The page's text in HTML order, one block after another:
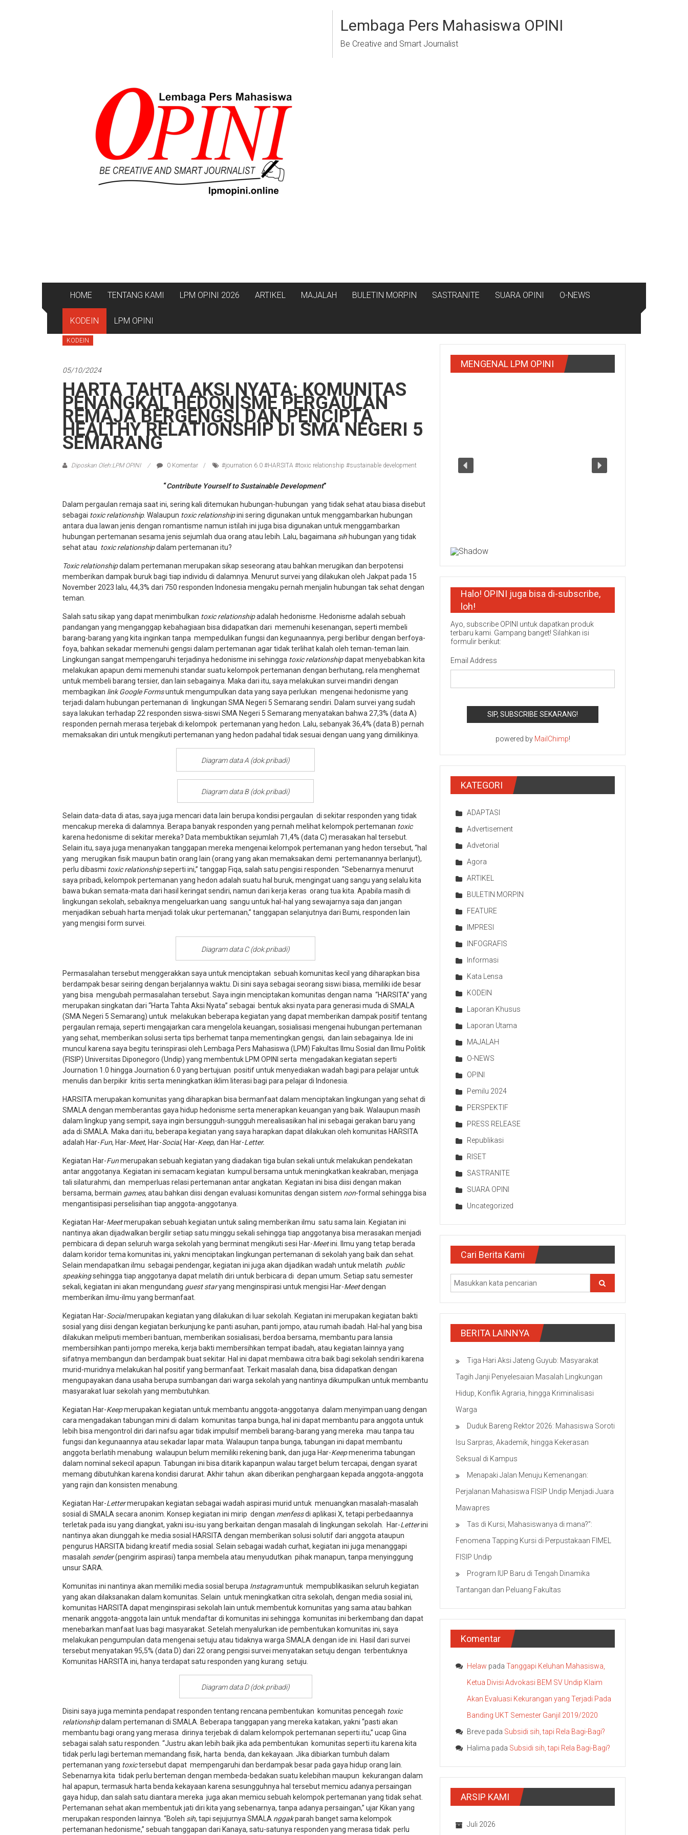
Lembaga Pers Mahasiswa OPINI
Be Creative and Smart Journalist
HOME TENTANG KAMI LPM OPINI 2026 ARTIKEL MAJALAH BULETIN MORPIN SASTRANITE SUARA OPINI O-NEWS
KODEIN LPM OPINI
KODEIN
05/10/2024
HARTA TAHTA AKSI NYATA: KOMUNITAS
PENANGKAL HEDONISME PERGAULAN
REMAJA BERGENGSI DAN PENCIPTA
HEALTHY RELATIONSHIP DI SMA NEGERI 5
SEMARANG
Diposkan Oleh:LPM OPINI 0 Komentar #journation 6.0 #HARSITA #toxic relationship #sustainable development
“Contribute Yourself to Sustainable Development”
Dalam pergaulan remaja saat ini, sering kali ditemukan hubungan-hubungan yang tidak sehat atau biasa disebut
sebagai toxic relationship. Walaupun toxic relationshipini sering digunakan untuk menggambarkan hubungan
antara dua lawan jenis dengan romantisme namun istilah ini juga bisa digunakan untuk menggambarkan
hubungan pertemanan sesama jenis sejumlah dua orang atau lebih. Lalu, bagaimana sih hubungan yang tidak
sehat atau toxic relationshipdalam pertemanan itu?
Toxic relationshipdalam pertemanan merupakan sikap seseorang atau bahkan merugikan dan berpotensi
memberikan dampak buruk bagi tiap individu di dalamnya. Menurut survei yang dilakukan oleh Jakpat pada 15
November 2023 lalu, 44,3% dari 750 responden Indonesia mengaku pernah menjalin hubungan tak sehat dengan
teman.
Salah satu sikap yang dapat menimbulkan toxic relationshipadalah hedonisme. Hedonisme adalah sebuah
pandangan yang menganggap kebahagiaan bisa didapatkan dari memenuhi kesenangan, seperti membeli
barang-barang yang kita inginkan tanpa mempedulikan fungsi dan kegunaannya, pergi berlibur dengan berfoya-
foya, bahkan sekadar memenuhi gengsi dalam pertemanan agar tidak terlihat kalah oleh teman-teman lain.
Lingkungan sangat mempengaruhi terjadinya hedonisme ini sehingga toxic relationshipdapat menyebabkan kita
melakukan apapun demi memenuhi standar suatu kelompok pertemanan dengan berhutang, rela menghemat
untuk membeli barang tersier, dan lain sebagainya. Maka dari itu, saya melakukan survei mandiri dengan
membagikan link Google Formsuntuk mengumpulkan data yang saya perlukan mengenai hedonisme yang
terjadi dalam hubungan pertemanan di lingkungan SMA Negeri 5 Semarang sendiri. Dalam survei yang sudah
saya lakukan terhadap 22 responden siswa-siswi SMA Negeri 5 Semarang menyatakan bahwa 27,3% (data A)
responden pernah merasa terjebak di kelompok pertemanan yang hedon. Lalu, sebanyak 36,4% (data B) pernah
memaksakan diri untuk mengikuti pertemanan yang hedon padahal tidak sesuai dengan uang yang dimilikinya.
Diagram data A (dok.pribadi)
Diagram data B (dok.pribadi)
Selain data-data di atas, saya juga mencari data lain berupa kondisi pergaulan di sekitar responden yang tidak
mencakup mereka di dalamnya. Berapa banyak responden yang pernah melihat kelompok pertemanan toxic
karena hedonisme di sekitar mereka? Data membuktikan sejumlah 71,4% (data C) merasakan hal tersebut.
Selain itu, saya juga menanyakan tanggapan mereka mengenai kelompok pertemanan yang hedon tersebut, “hal
yang merugikan fisik maupun batin orang lain (orang yang akan memaksakan demi pertemanannya berlanjut),
perlu dibasmi toxic relationshipseperti ini,” tanggap Fiqa, salah satu pengisi responden. “Sebenarnya menurut
saya pribadi, kelompok pertemanan yang hedon adalah suatu hal buruk, mengingat uang sangu yang selalu kita
bawa bukan semata-mata dari hasil keringat sendiri, namun dari kerja keras orang tua kita. Apabila masih di
lingkungan sekolah, sebaiknya mengeluarkan uang sangu untuk hal-hal yang sewajarnya saja dan jangan
menjadikan sebuah harta menjadi tolak ukur pertemanan,” tanggapan selanjutnya dari Bumi, responden lain
yang mengisi form survei.
Diagram data C (dok.pribadi)
Permasalahan tersebut menggerakkan saya untuk menciptakan sebuah komunitas kecil yang diharapkan bisa
berdampak besar seiring dengan berjalannya waktu. Di sini saya sebagai seorang siswi biasa, memiliki ide besar
yang bisa mengubah permasalahan tersebut. Saya ingin menciptakan komunitas dengan nama “HARSITA” yang
merupakan singkatan dari “Harta Tahta Aksi Nyata” sebagai bentuk aksi nyata para generasi muda di SMALA
(SMA Negeri 5 Semarang) untuk melakukan beberapa kegiatan yang dapat memberikan dampak positif tentang
pergaulan remaja, seperti mengajarkan cara mengelola keuangan, sosialisasi mengenai hubungan pertemanan
yang sehat, memberikan solusi serta tips berhemat tanpa mementingkan gengsi, dan lain sebagainya. Ide ini
muncul karena saya begitu terinspirasi oleh Lembaga Pers Mahasiswa (LPM) Fakultas Ilmu Sosial dan Ilmu Politik
(FISIP) Universitas Diponegoro (Undip) yang membentuk LPM OPINI serta mengadakan kegiatan seperti
Journation 1.0 hingga Journation 6.0 yang bertujuan positif untuk menyediakan wadah bagi para pelajar untuk
menulis dan berpikir kritis serta meningkatkan iklim literasi bagi para pelajar di Indonesia.
HARSITA merupakan komunitas yang diharapkan bisa bermanfaat dalam menciptakan lingkungan yang sehat di
SMALA dengan memberantas gaya hidup hedonisme serta menerapkan keuangan yang baik. Walaupun masih
dalam lingkup yang sempit, saya ingin bersungguh-sungguh merealisasikan hal ini sebagai gerakan baru yang
ada di SMALA. Maka dari itu, beberapa kegiatan yang saya harapkan dapat dilakukan oleh komunitas HARSITA
adalah Har-Fun, Har-Meet, Har-Social, Har-Keep, dan Har-Letter.
Kegiatan Har-Funmerupakan sebuah kegiatan yang diadakan tiga bulan sekali untuk melakukan pendekatan
antar anggotanya. Kegiatan ini semacam kegiatan kumpul bersama untuk meningkatkan keakraban, menjaga
tali silaturahmi, dan memperluas relasi pertemanan antar angkatan. Kegiatan ini bisa diisi dengan makan
bersama, bermain games, atau bahkan diisi dengan evaluasi komunitas dengan sistem non-formal sehingga bisa
mengantisipasi perselisihan tiap anggota-anggotanya.
Kegiatan Har-Meetmerupakan sebuah kegiatan untuk saling memberikan ilmu satu sama lain. Kegiatan ini
nantinya akan dijadwalkan bergilir setiap satu minggu sekali sehingga tiap anggotanya bisa merasakan menjadi
pembicara di depan seluruh warga sekolah yang berminat mengikuti sesi Har-Meetini. Ilmu yang tetap berada
dalam koridor tema komunitas ini, yakni menciptakan lingkungan pertemanan di sekolah yang baik dan sehat.
Selain mendapatkan ilmu sebagai pendengar, kegiatan ini juga akan dijadikan wadah untuk melatih public
speakingsehingga tiap anggotanya dapat melatih diri untuk berbicara di depan umum. Setiap satu semester
sekali, kegiatan ini akan mengundang guest staryang menginspirasi untuk mengisi Har-Meetdengan
memberikan ilmu-ilmu yang bermanfaat.
Kegiatan Har-Socialmerupakan kegiatan yang dilakukan di luar sekolah. Kegiatan ini merupakan kegiatan bakti
sosial yang diisi dengan kegiatan berkunjung ke panti asuhan, panti jompo, atau rumah ibadah. Hal-hal yang bisa
dilakukan meliputi memberi bantuan, memberikan sosialisasi, berdoa bersama, membantu para lansia
membersihkan panti jompo mereka, kerja bakti membersihkan tempat ibadah, atau kegiatan lainnya yang
sifatnya membangun dan berdampak buat sekitar. Hal ini dapat membawa citra baik bagi sekolah sendiri karena
murid-muridnya melakukan hal positif yang bermanfaat. Terkait masalah dana, bisa didapatkan dengan
mengupayakan dana usaha berupa sumbangan dari warga sekolah yang nantinya dikumpulkan untuk membantu
masyarakat luar sekolah yang membutuhkan.
Kegiatan Har-Keepmerupakan kegiatan untuk membantu anggota-anggotanya dalam menyimpan uang dengan
cara mengadakan tabungan mini di dalam komunitas tanpa bunga, hal ini dapat membantu para anggota untuk
lebih bisa mengontrol diri dari nafsu agar tidak impulsif membeli barang-barang yang mereka mau tanpa tau
fungsi dan kegunaannya atau sekadar lapar mata. Walaupun tanpa bunga, tabungan ini dapat membantu
anggota berlatih menabung walaupun belum memiliki rekening bank, dan juga Har-Keepmenerima tabungan
dalam nominal sekecil apapun. Tabungan ini bisa ditarik kapanpun walau target belum tercapai, dengan syarat
memang dibutuhkan karena kondisi darurat. Akhir tahun akan diberikan penghargaan kepada anggota-anggota
yang rajin dan konsisten menabung.
Kegiatan Har-Lettermerupakan kegiatan sebagai wadah aspirasi murid untuk menuangkan masalah-masalah
sosial di SMALA secara anonim. Konsep kegiatan ini mirip dengan menfessdi aplikasi X, tetapi perbedaannya
terletak pada isu yang diangkat, yakni isu-isu yang berkaitan dengan masalah di lingkungan sekolah. Har-Letterini
nantinya akan diunggah ke media sosial HARSITA dengan memberikan solusi solutif dari anggota ataupun
pengurus HARSITA bidang kreatif media sosial. Selain sebagai wadah curhat, kegiatan ini juga menanggapi
masalah sender(pengirim aspirasi) tanpa membela atau menyudutkan pihak manapun, tanpa menyinggung
unsur SARA.
Komunitas ini nantinya akan memiliki media sosial berupa Instagramuntuk mempublikasikan seluruh kegiatan
yang akan dilaksanakan dalam komunitas. Selain untuk meningkatkan citra sekolah, dengan media sosial ini,
komunitas HARSITA dapat menginspirasi sekolah lain untuk membentuk komunitas yang sama atau bahkan
menarik anggota-anggota lain untuk mendaftar di komunitas ini sehingga komunitas ini berkembang dan dapat
menebarkan manfaat luas bagi masyarakat. Setelah menyalurkan ide pembentukan komunitas ini, saya
melakukan pengumpulan data mengenai setuju atau tidaknya warga SMALA dengan ide ini. Hasil dari survei
tersebut menyatakan 95,5% (data D) dari 22 orang pengisi survei menyatakan setuju dengan terbentuknya
Komunitas HARSITA ini, hanya terdapat satu responden yang kurang setuju.
Diagram data D (dok.pribadi)
Disini saya juga meminta pendapat responden tentang rencana pembentukan komunitas pencegah toxic
relationshipdalam pertemanan di SMALA. Beberapa tanggapan yang mereka katakan, yakni “pasti akan
membantu bagi orang yang merasa dirinya terjebak di dalam kelompok pertemanan seperti itu,” ucap Gina
sebagai salah satu responden. “Justru akan lebih baik jika ada pembentukan komunitas seperti itu karena kita
tidak perlu lagi berteman memandang fisik, harta benda, dan kekayaan. Jika dibiarkan tumbuh dalam
pertemanan yang toxictersebut dapat mempengaruhi dan berdampak besar pada gaya hidup orang lain.
Sebenarnya kita tidak perlu berteman dengan membeda-bedakan suatu kelebihan maupun kekurangan dalam
hal apapun, termasuk harta benda kekayaan karena sesungguhnya hal tersebut memicu adanya persaingan
gaya hidup, dan salah satu diantara mereka juga akan memicu sebuah kelompok pertemanan yang tidak sehat.
Pertemanan sehat akan membentuk jati diri kita yang sebenarnya, tanpa adanya persaingan,” ujar Kikan yang
merupakan responden lainnya. “Boleh sih, tapi sejujurnya SMALA nggakparah banget sama kelompok
pertemanan hedonisme,” sebuah tanggapan dari Kanaya, satu-satunya responden yang merasa tidak perlu
MENGENAL LPM OPINI
Halo! OPINI juga bisa di-subscribe,
loh!
Ayo, subscribe OPINI untuk dapatkan produk
terbaru kami. Gampang banget! Silahkan isi
formulir berikut:
Email Address
powered by MailChimp!
KATEGORI
ADAPTASI
Advertisement
Advetorial
Agora
ARTIKEL
BULETIN MORPIN
FEATURE
IMPRESI
INFOGRAFIS
Informasi
Kata Lensa
KODEIN
Laporan Khusus
Laporan Utama
MAJALAH
O-NEWS
OPINI
Pemilu 2024
PERSPEKTIF
PRESS RELEASE
Republikasi
RISET
SASTRANITE
SUARA OPINI
Uncategorized
Cari Berita Kami
BERITA LAINNYA
Tiga Hari Aksi Jateng Guyub: Masyarakat
Tagih Janji Penyelesaian Masalah Lingkungan
Hidup, Konflik Agraria, hingga Kriminalisasi
Warga
Duduk Bareng Rektor 2026: Mahasiswa Soroti
Isu Sarpras, Akademik, hingga Kekerasan
Seksual di Kampus
Menapaki Jalan Menuju Kemenangan:
Perjalanan Mahasiswa FISIP Undip Menjadi Juara
Mawapres
Tas di Kursi, Mahasiswanya di mana?”:
Fenomena Tapping Kursi di Perpustakaan FIMEL
FISIP Undip
Program IUP Baru di Tengah Dinamika
Tantangan dan Peluang Fakultas
Komentar
Helaw pada Tanggapi Keluhan Mahasiswa,
Ketua Divisi Advokasi BEM SV Undip Klaim
Akan Evaluasi Kekurangan yang Terjadi Pada
Banding UKT Semester Ganjil 2019/2020
Breve pada Subsidi sih, tapi Rela Bagi-Bagi?
Halima pada Subsidi sih, tapi Rela Bagi-Bagi?
ARSIP KAMI
Juli 2026